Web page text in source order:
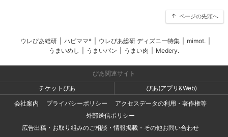
ページの先頭へ
ウレぴあ総研 ハピママ* ウレぴあ総研 ディズニー特集 mimot.
うまいめし
うまいパン うまい肉 Medery.
ぴあ関連サイト
チケットぴあ
ぴあ(アプリ&Web)
会社案内
プライバシーポリシー
アクセスデータの利用・著作権等
外部送信ポリシー
広告出稿・お取り組みのご相談・情報掲載・その他お問い合わせ